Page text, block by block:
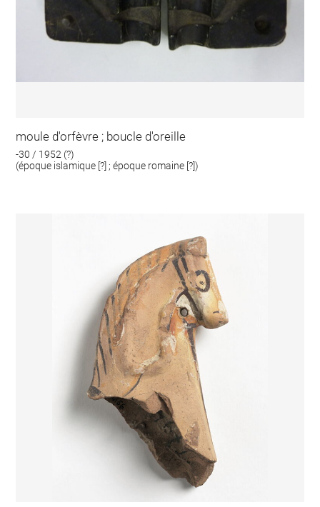
moule d'orfèvre ; boucle d'oreille
-30 / 1952 (?)
(époque islamique [?] ; époque romaine [?])